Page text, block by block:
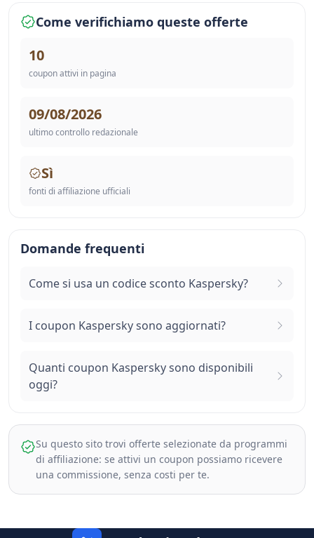
Come verifichiamo queste offerte
10
coupon attivi in pagina
09/08/2026
ultimo controllo redazionale
Sì
fonti di affiliazione ufficiali
Domande frequenti
Come si usa un codice sconto Kaspersky?
I coupon Kaspersky sono aggiornati?
Quanti coupon Kaspersky sono disponibili
oggi?
Su questo sito trovi offerte selezionate da programmi
di affiliazione: se attivi un coupon possiamo ricevere
una commissione, senza costi per te.